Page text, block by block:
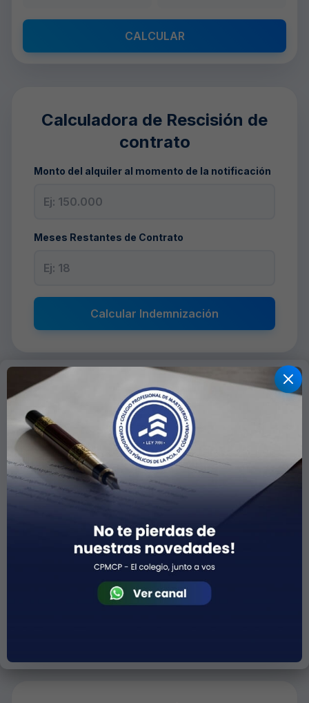
CALCULAR
Calculadora de Rescisión de
contrato
Monto del alquiler al momento de la notificación
Meses Restantes de Contrato
Calcular Indemnización
Calculadora JUS
El JUS es una unidad arancelaria establecida por el
Poder Judicial, utilizada como referencia para la
determinación de honorarios profesionales en el
ámbito judicial
(desde
01/07/2026)
Cantidad de IUS